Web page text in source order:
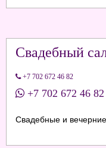
Свадебный
+7 702 672 46 82
+7 702 672 46 82
Свадебные и